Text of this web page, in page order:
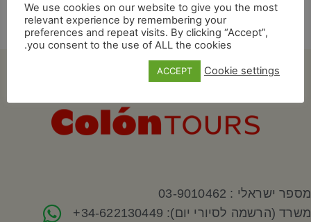
מספר ישראלי : 03-9010462
משרד (הרשמה לסיורי יום): 34-622130449+
We use cookies on our website to give you the most
relevant experience by remembering your
preferences and repeat visits. By clicking “Accept”,
you consent to the use of ALL the cookies.
Cookie settings
ACCEPT